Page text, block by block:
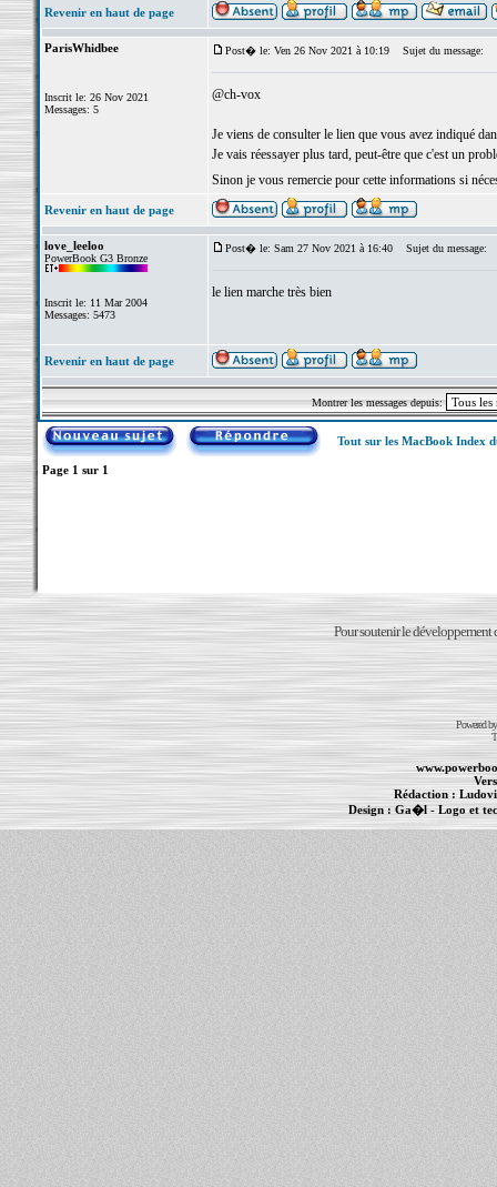
Revenir en haut de page
ParisWhidbee
Inscrit le: 26 Nov 2021
Messages: 5
Post� le: Ven 26 Nov 2021 à 10:19 Sujet du message:
@ch-vox
Je viens de consulter le lien que vous avez indiqué
Je vais réessayer plus tard, peut-être que c'est un
Sinon je vous remercie pour cette informations si
Revenir en haut de page
love_leeloo
PowerBook G3 Bronze
Inscrit le: 11 Mar 2004
Messages: 5473
Post� le: Sam 27 Nov 2021 à 16:40 Sujet du message:
le lien marche très bien
Revenir en haut de page
Montrer les messages depuis:
Tout sur les MacBook Index
Page 1 sur 1
Pour soutenir le développement
Powered
Rédaction :
Design : Ga�l- Logo et
Informations : PowerBook-